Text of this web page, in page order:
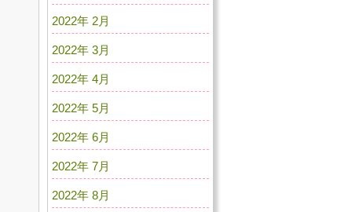
2022年 2月
2022年 3月
2022年 4月
2022年 5月
2022年 6月
2022年 7月
2022年 8月